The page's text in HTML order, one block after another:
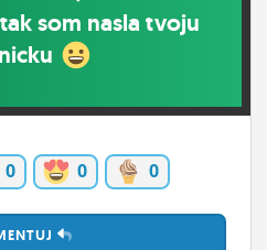
som nasla tvoju
0 0 0